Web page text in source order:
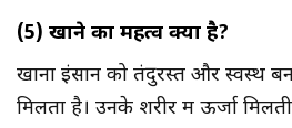
(5) खाने का महत्व क्या है?
खाना इंसान को तंदुरस्त और स्वस्थ
मिलता है। उनके शरीर में ऊर्जा